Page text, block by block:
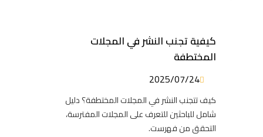
كيفية تجنب النشر في المجلات
المختطفة
2025/07/24
كيف تتجنب النشر في المجلات المختطفة؟ دليل
شامل للباحثين للتعرف على المجلات المفترسة،
التحقق من فهرست.